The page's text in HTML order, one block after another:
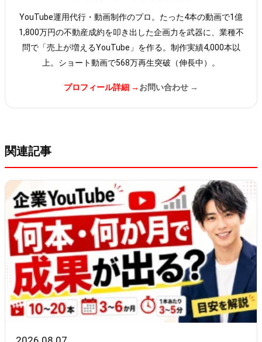
YouTube運用代行・動画制作のプロ。たった4本の動画で1億
1,800万円の不動産成約を叩き出した企画力を武器に、業種不
問で「売上が増えるYouTube」を作る。制作実績4,000本以
上。ショート動画で568万再生突破（伸長中）。
プロフィール詳細 → お問い合わせ →
関連記事